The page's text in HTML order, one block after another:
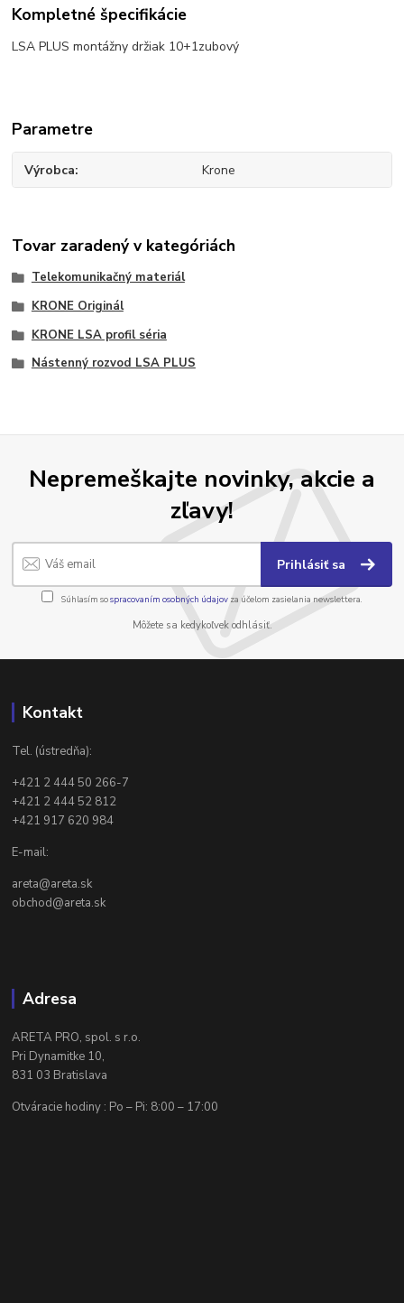
Kompletné špecifikácie
LSA PLUS montážny držiak 10+1zubový
Parametre
Výrobca Krone
Tovar zaradený v kategóriách
Telekomunikačný materiál
KRONE Originál
KRONE LSA profil séria
Nástenný rozvod LSA PLUS
Nepremeškajte novinky, akcie a
zľavy!
Prihlásiť sa
Súhlasím sospracovaním osobných údajov za účelom zasielania newslettera.
Môžete sa kedykoľvek odhlásiť.
Kontakt
Tel. (ústredňa):
+421 2 444 50 266-7
+421 2 444 52 812
+421 917 620 984
E-mail:
areta@areta.sk
obchod@areta.sk
Adresa
ARETA PRO, spol. s r.o.
Pri Dynamitke 10,
831 03 Bratislava
Otváracie hodiny : Po – Pi: 8:00 – 17:00